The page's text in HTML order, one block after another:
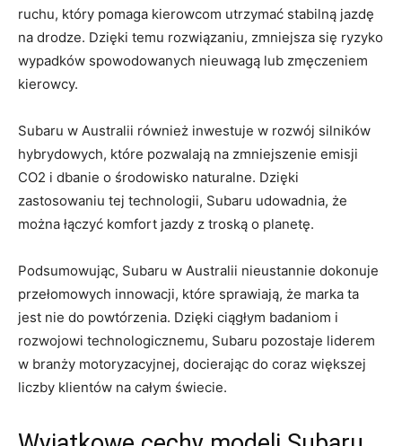
ruchu, który pomaga⁢ kierowcom utrzymać stabilną jazdę
na ⁣drodze. ⁢Dzięki temu ⁢rozwiązaniu, zmniejsza się ryzyko
wypadków spowodowanych nieuwagą‍ lub zmęczeniem
kierowcy.
Subaru w Australii⁣ również​ inwestuje w rozwój silników
hybrydowych, które pozwalają na zmniejszenie emisji
CO2 i dbanie o⁢ środowisko⁣ naturalne. Dzięki
zastosowaniu tej technologii, Subaru udowadnia, że
można łączyć komfort jazdy z troską o planetę.
Podsumowując, Subaru w Australii nieustannie dokonuje
⁢przełomowych innowacji, które⁣ sprawiają, że marka ta
jest⁢ nie do⁢ powtórzenia. ⁤Dzięki ciągłym badaniom i
rozwojowi⁣ technologicznemu, ‌Subaru pozostaje liderem
w branży motoryzacyjnej, ‍docierając do coraz ‌większej
⁣liczby klientów na całym świecie.